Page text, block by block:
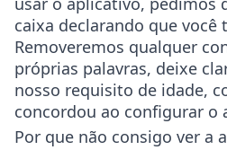
caixa declarando que você
Removeremos qualquer
próprias palavras, deixe
nosso requisito de idade,
concordou ao configurar o
Por que não consigo ver a